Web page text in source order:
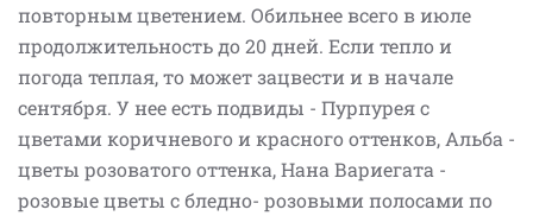
повторным цветением. Обильнее всего в июле
продолжительность до 20 дней. Если тепло и
погода теплая, то может зацвести и в начале
сентября. У нее есть подвиды - Пурпурея с
цветами коричневого и красного оттенков, Альба -
цветы розоватого оттенка, Нана Вариегата -
розовые цветы с бледно- розовыми полосами по